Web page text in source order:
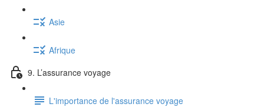
Asie
Afrique
9. L’assurance voyage
L'importance de l'assurance voyage